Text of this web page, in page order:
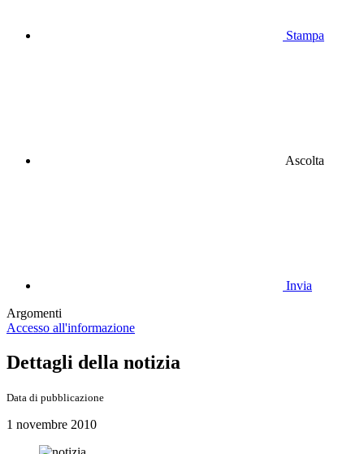
Stampa
Ascolta
Invia
Argomenti
Accesso all'informazione
Dettagli della notizia
Data di pubblicazione
1 novembre 2010